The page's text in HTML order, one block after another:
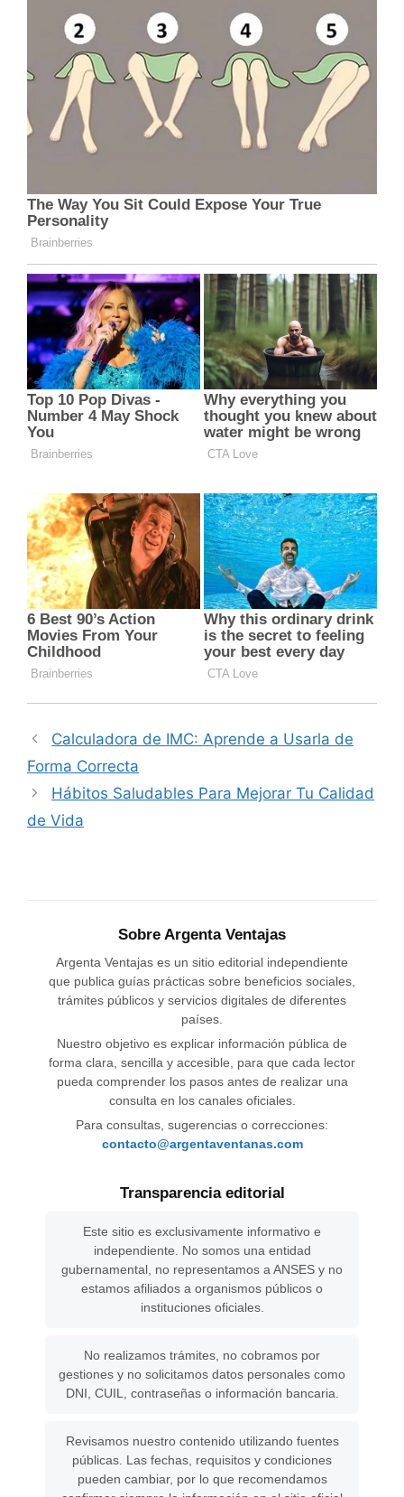
Calculadora de IMC: Aprende a Usarla de
Forma Correcta
Hábitos Saludables Para Mejorar Tu Calidad
de Vida
Sobre Argenta Ventajas
Argenta Ventajas es un sitio editorial independiente
que publica guías prácticas sobre beneficios sociales,
trámites públicos y servicios digitales de diferentes
países.
Nuestro objetivo es explicar información pública de
forma clara, sencilla y accesible, para que cada lector
pueda comprender los pasos antes de realizar una
consulta en los canales oficiales.
Para consultas, sugerencias o correcciones:
contacto@argentaventanas.com
Transparencia editorial
Este sitio es exclusivamente informativo e
independiente. No somos una entidad
gubernamental, no representamos a ANSES y no
estamos afiliados a organismos públicos o
instituciones oficiales.
No realizamos trámites, no cobramos por
gestiones y no solicitamos datos personales como
DNI, CUIL, contraseñas o información bancaria.
Revisamos nuestro contenido utilizando fuentes
públicas. Las fechas, requisitos y condiciones
pueden cambiar, por lo que recomendamos